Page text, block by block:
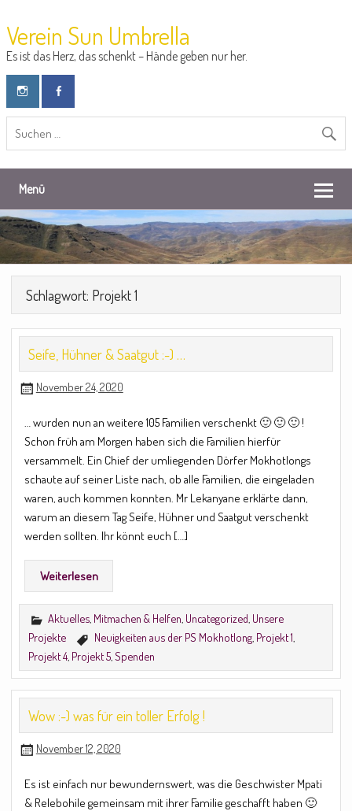
Verein Sun Umbrella
Es ist das Herz, das schenkt – Hände geben nur her.
Menü
Schlagwort: Projekt 1
Seife, Hühner & Saatgut :-) …
November 24, 2020
… wurden nun an weitere 105 Familien verschenkt 🙂 🙂 🙂 !
Schon früh am Morgen haben sich die Familien hierfür
versammelt. Ein Chief der umliegenden Dörfer Mokhotlongs
schaute auf seiner Liste nach, ob alle Familien, die eingeladen
waren, auch kommen konnten. Mr Lekanyane erklärte dann,
warum an diesem Tag Seife, Hühner und Saatgut verschenkt
werden sollten. Ihr könnt euch […]
Weiterlesen
Aktuelles Mitmachen & Helfen Uncategorized Unsere
Projekte
Neuigkeiten aus der PS Mokhotlong, Projekt 1
Projekt 4 Projekt 5 Spenden
Wow :-) was für ein toller Erfolg !
November 12, 2020
Es ist einfach nur bewundernswert, was die Geschwister Mpati
& Relebohile gemeinsam mit ihrer Familie geschafft haben 🙂